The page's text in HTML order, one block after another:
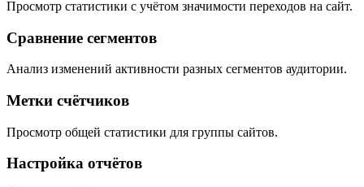
Просмотр статистики с учётом значимости переходов на сайт.
Сравнение сегментов
Анализ изменений активности разных сегментов аудитории.
Метки счётчиков
Просмотр общей статистики для группы сайтов.
Настройка отчётов